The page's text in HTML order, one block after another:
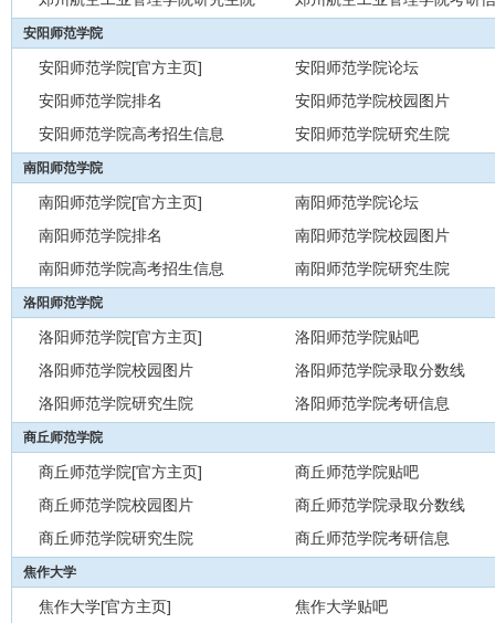
安阳师范学院
安阳师范学院[官方主页]
安阳师范学院论坛
安阳师范学院排名
安阳师范学院校园图片
安阳师范学院高考招生信息
安阳师范学院研究生院
南阳师范学院
南阳师范学院[官方主页]
南阳师范学院论坛
南阳师范学院排名
南阳师范学院校园图片
南阳师范学院高考招生信息
南阳师范学院研究生院
洛阳师范学院
洛阳师范学院[官方主页]
洛阳师范学院贴吧
洛阳师范学院校园图片
洛阳师范学院录取分数线
洛阳师范学院研究生院
洛阳师范学院考研信息
商丘师范学院
商丘师范学院[官方主页]
商丘师范学院贴吧
商丘师范学院校园图片
商丘师范学院录取分数线
商丘师范学院研究生院
商丘师范学院考研信息
焦作大学
焦作大学[官方主页] 焦作大学贴吧